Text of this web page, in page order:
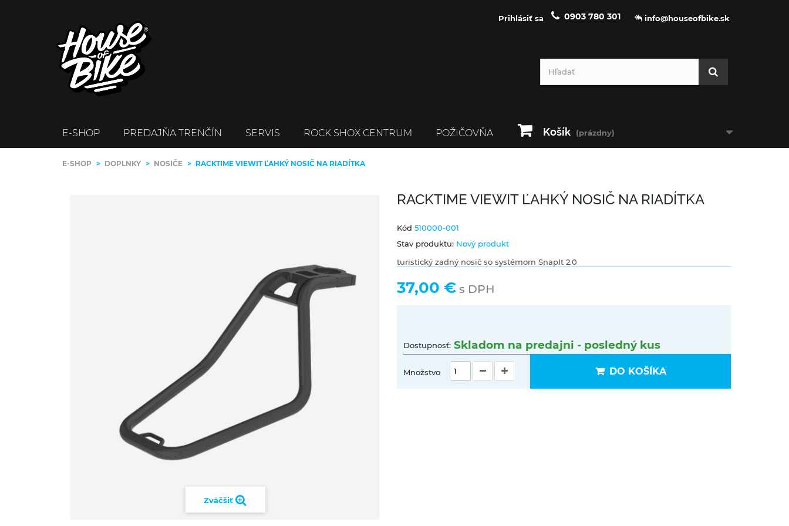
info@houseofbike.sk
0903 780 301
Prihlásiť sa
Košík (prázdny)
E-SHOP PREDAJŇA TRENČÍN SERVIS ROCK SHOX CENTRUM POŽIČOVŇA
E-SHOP > DOPLNKY > NOSIČE > RACKTIME VIEWIT ĽAHKÝ NOSIČ NA RIADÍTKA
Zväčšiť
RACKTIME VIEWIT ĽAHKÝ NOSIČ NA RIADÍTKA
Kód 510000-001
Stav produktu: Nový produkt
turistický zadný nosič so systémom SnapIt 2.0
37,00 € s DPH
Dostupnosť: Skladom na predajni - posledný kus
Množstvo DO KOŠÍKA